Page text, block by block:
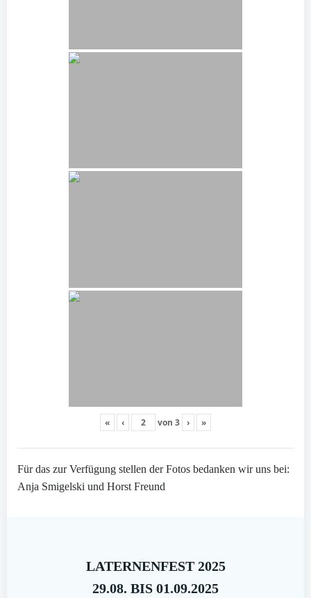
« ‹ von 3 › »
Für das zur Verfügung stellen der Fotos bedanken wir uns bei:
Anja Smigelski und Horst Freund
LATERNENFEST 2025
29.08. BIS 01.09.2025